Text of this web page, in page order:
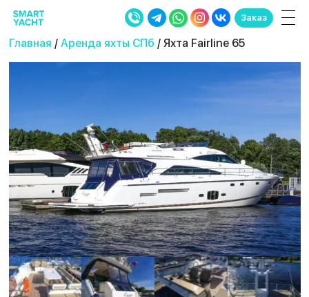
Заказ
Главная / Аренда яхты СПб / Яхта Fairline 65